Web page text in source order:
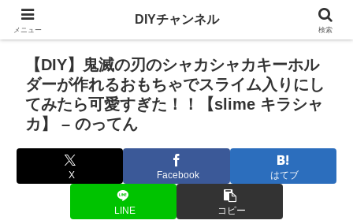
【DIY】鬼滅の刃のシャカシャカキーホル
ダーが作れるおもちゃでスライム入りにし
てみたら可愛すぎた！！【slime キラシャ
カ】 – のってん
X Facebook はてブ
LINE コピー
メニュー
DIYチャンネル
検索